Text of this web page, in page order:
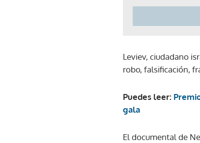
Leviev, ciudadano
robo, falsificación,
Puedes leer:
gala
El documental de